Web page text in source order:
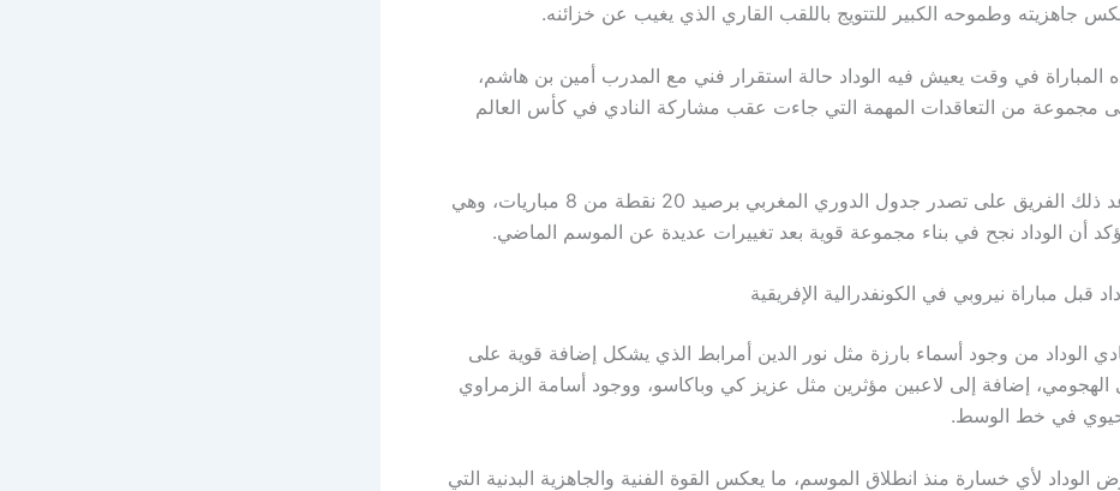
جاهزيته وطموحه الكبير للتتويج باللقب القاري الذي يغيب عن خزائنه.
المباراة في وقت يعيش فيه الوداد حالة استقرار فني مع المدرب أمين بن هاشم،
مجموعة من التعاقدات المهمة التي جاءت عقب مشاركة النادي في كأس العالم
وقد ساعد ذلك الفريق على تصدر جدول الدوري المغربي برصيد 20 نقطة من 8 مباريات، وهي
أن الوداد نجح في بناء مجموعة قوية بعد تغييرات عديدة عن الموسم الماضي.
قبل مباراة نيروبي في الكونفدرالية الإفريقية
الوداد من وجود أسماء بارزة مثل نور الدين أمرابط الذي يشكل إضافة قوية على
الهجومي، إضافة إلى لاعبين مؤثرين مثل عزيز كي وباكاسو، ووجود أسامة الزمراوي
في خط الوسط.
الوداد لأي خسارة منذ انطلاق الموسم، ما يعكس القوة الفنية والجاهزية البدنية التي